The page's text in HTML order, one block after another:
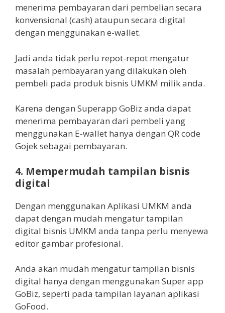
menerima pembayaran dari pembelian secara
konvensional (cash) ataupun secara digital
dengan menggunakan e-wallet.
Jadi anda tidak perlu repot-repot mengatur
masalah pembayaran yang dilakukan oleh
pembeli pada produk bisnis UMKM milik anda.
Karena dengan Superapp GoBiz anda dapat
menerima pembayaran dari pembeli yang
menggunakan E-wallet hanya dengan QR code
Gojek sebagai pembayaran.
4. Mempermudah tampilan bisnis
digital
Dengan menggunakan Aplikasi UMKM anda
dapat dengan mudah mengatur tampilan
digital bisnis UMKM anda tanpa perlu menyewa
editor gambar profesional.
Anda akan mudah mengatur tampilan bisnis
digital hanya dengan menggunakan Super app
GoBiz, seperti pada tampilan layanan aplikasi
GoFood.